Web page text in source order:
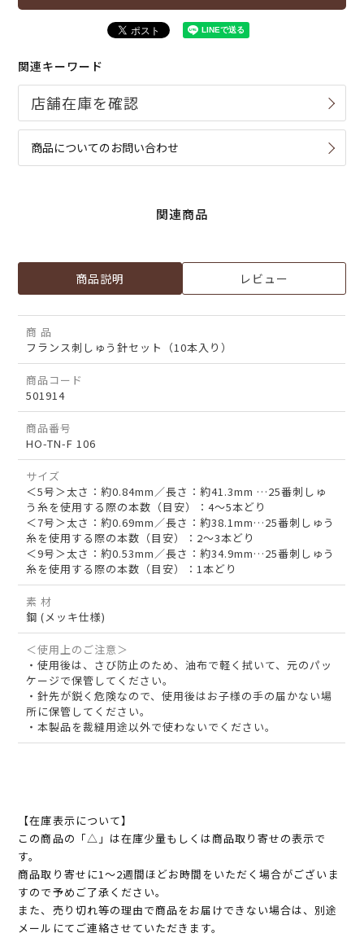
関連キーワード
商品についてのお問い合わせ
関連商品
商品説明 レビュー
商 品
フランス刺しゅう針セット（10本入り）
商品コード
501914
商品番号
HO-TN-F 106
サイズ
＜5号＞太さ：約0.84mm／長さ：約41.3mm …25番刺しゅ
う糸を使用する際の本数（目安）：4～5本どり
＜7号＞太さ：約0.69mm／長さ：約38.1mm…25番刺しゅう
糸を使用する際の本数（目安）：2～3本どり
＜9号＞太さ：約0.53mm／長さ：約34.9mm…25番刺しゅう
糸を使用する際の本数（目安）：1本どり
素 材
鋼 (メッキ仕様)
＜使用上のご注意＞
・使用後は、さび防止のため、油布で軽く拭いて、元のパッ
ケージで保管してください。
・針先が鋭く危険なので、使用後はお子様の手の届かない場
所に保管してください。
・本製品を裁縫用途以外で使わないでください。
【在庫表示について】
この商品の「△」は在庫少量もしくは商品取り寄せの表示で
す。
商品取り寄せに1～2週間ほどお時間をいただく場合がございま
すので予めご了承ください。
また、売り切れ等の理由で商品をお届けできない場合は、別途
メールにてご連絡させていただきます。